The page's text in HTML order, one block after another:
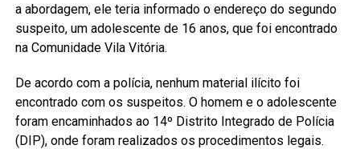
a abordagem, ele teria informado o endereço do segundo
suspeito, um adolescente de 16 anos, que foi encontrado
na Comunidade Vila Vitória.
De acordo com a polícia, nenhum material ilícito foi
encontrado com os suspeitos. O homem e o adolescente
foram encaminhados ao 14º Distrito Integrado de Polícia
(DIP), onde foram realizados os procedimentos legais.